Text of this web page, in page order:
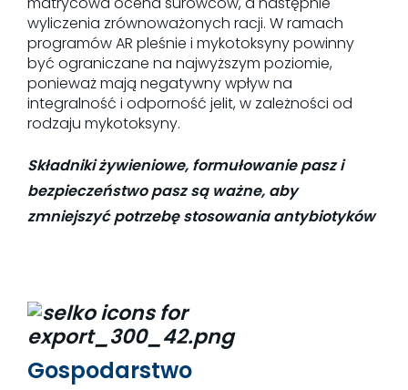
wyliczenia zrównoważonych racji. W ramach
programów AR pleśnie i mykotoksyny powinny
być ograniczane na najwyższym poziomie,
ponieważ mają negatywny wpływ na
integralność i odporność jelit, w zależności od
rodzaju mykotoksyny.
Składniki żywieniowe, formułowanie pasz i
bezpieczeństwo pasz są ważne, aby
zmniejszyć potrzebę stosowania antybiotyków
Gospodarstwo